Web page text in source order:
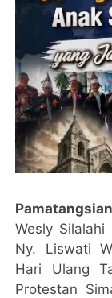
Wesly
Ny. Liswati
Hari Ulang
Protestan